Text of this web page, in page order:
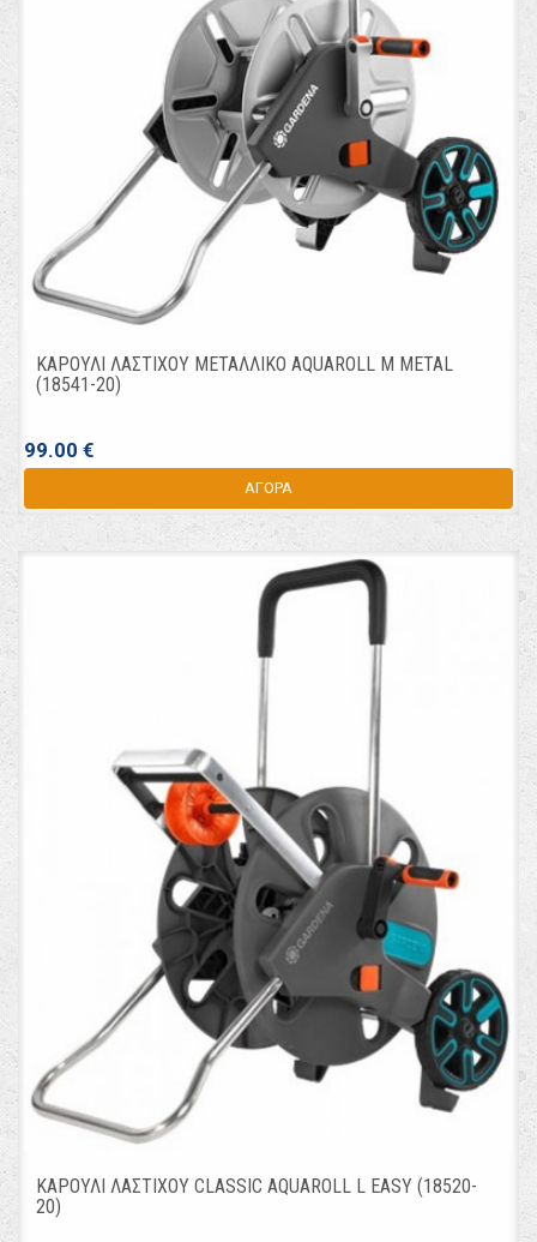
ΚΑΡΟΥΛΙ ΛΑΣΤΙΧΟΥ ΜΕΤΑΛΛΙΚΟ AQUAROLL Μ METAL
(18541-20)
99.00 €
ΑΓΟΡΑ
ΚΑΡΟΥΛΙ ΛΑΣΤΙΧΟΥ CLASSIC AQUAROLL L EASY (18520-
20)